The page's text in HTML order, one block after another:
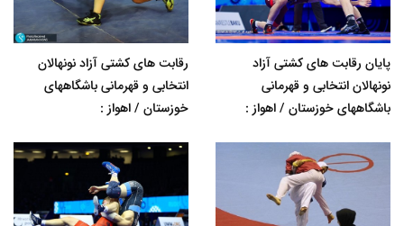
پایان رقابت های کشتی آزاد
نونهالان انتخابی و قهرمانی
باشگاههای خوزستان / اهواز :
رقابت های کشتی آزاد نونهالان
انتخابی و قهرمانی باشگاههای
خوزستان / اهواز :